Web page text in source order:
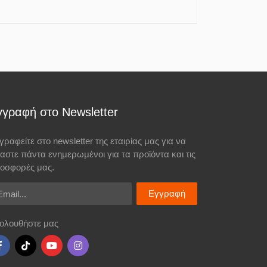
στο Newsletter
στο newsletter της εταιρίας μας για να
πάντα ενημερωμένοι για τα προϊόντα και τις
μας.
Εγγραφή
μας